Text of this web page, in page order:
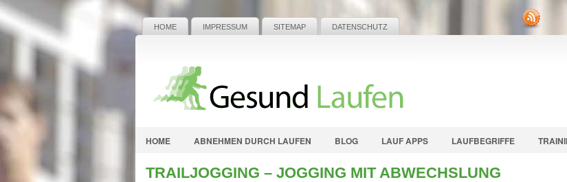
HOME IMPRESSUM SITEMAP DATENSCHUTZ
HOME ABNEHMEN DURCH LAUFEN BLOG LAUF APPS LAUFBEGRIFFE
TRAILJOGGING – JOGGING MIT ABWECHSLUNG